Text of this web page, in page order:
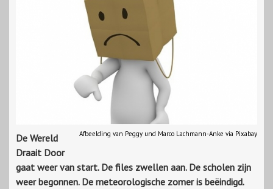
Afbeelding van Peggy und Marco Lachmann-Anke via Pixabay
De Wereld
Draait Door
gaat weer van start. De files zwellen aan. De scholen zijn
weer begonnen. De meteorologische zomer is beëindigd.